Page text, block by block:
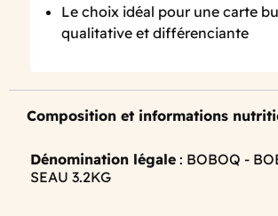
Le choix idéal pour une carte
qualitative et différenciante
Composition et informations
Dénomination légale : BOBOQ -
SEAU 3.2KG